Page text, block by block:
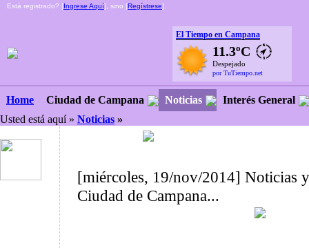
Está registrado? [Ingrese Aquí], sino [Regístrese]
El Tiempo en Campana
11.3ºC
Despejado
por TuTiempo.net
Home Ciudad de Campana Noticias
Interés General
Usted está aquí » Noticias »
[miércoles, 19/nov/2014] Noticias
Ciudad de Campana...